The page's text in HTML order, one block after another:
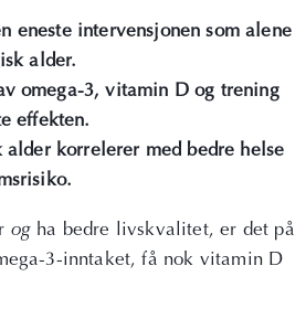
eneste intervensjonen som alene
alder.
omega-3, vitamin D og trening
effekten.
alder korrelerer med bedre helse
og ha bedre livskvalitet, er det på
3-inntaket, få nok vitamin D